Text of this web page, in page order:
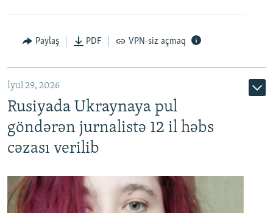
Paylaş PDF VPN-siz açmaq
İyul 29, 2026
Rusiyada Ukraynaya pul
göndərən jurnalistə 12 il həbs
cəzası verilib